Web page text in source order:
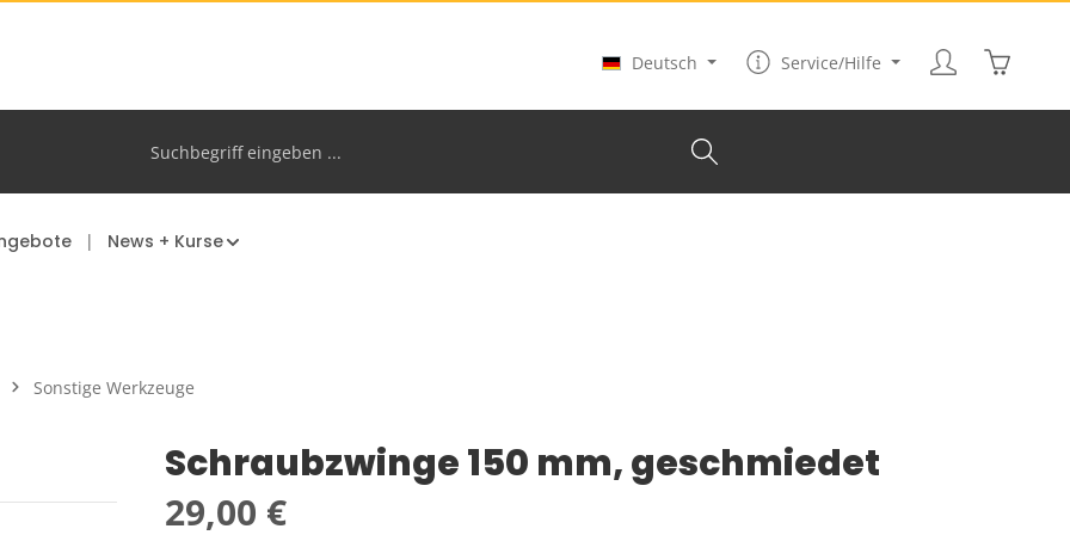
Deutsch
Service/Hilfe
News + Kurse
Sonstige Werkzeuge
Schraubzwinge 150 mm, geschmiedet
Regulärer Preis:
29,00 €